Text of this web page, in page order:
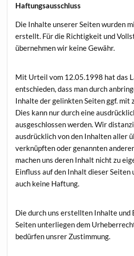
Haftungsausschluss
Die Inhalte unserer Seiten wurden
erstellt. Für die Richtigkeit und
übernehmen wir keine Gewähr.
Mit Urteil vom 12.05.1998 hat das
entschieden, dass man durch
Inhalte der gelinkten Seiten ggf. mit
Dies kann nur durch eine
ausgeschlossen werden. Wir
ausdrücklich von den Inhalten aller
verknüpften oder genannten
machen uns deren Inhalt nicht zu
Einfluss auf den Inhalt dieser Seiten
auch keine Haftung.
Die durch uns erstellten Inhalte und
Seiten unterliegen dem
bedürfen unsrer Zustimmung.